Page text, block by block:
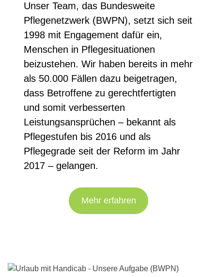
Unser Team, das Bundesweite
Pflegenetzwerk (BWPN), setzt sich seit
1998 mit Engagement dafür ein,
Menschen in Pflegesituationen
beizustehen. Wir haben bereits in mehr
als 50.000 Fällen dazu beigetragen,
dass Betroffene zu gerechtfertigten
und somit verbesserten
Leistungsansprüchen – bekannt als
Pflegestufen bis 2016 und als
Pflegegrade seit der Reform im Jahr
2017 – gelangen.
Mehr erfahren